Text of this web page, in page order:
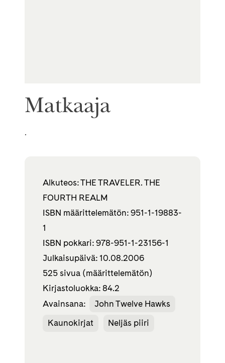
Matkaaja
.
Alkuteos: THE TRAVELER. THE
FOURTH REALM
ISBN määrittelemätön: 951-1-19883-
1
ISBN pokkari: 978-951-1-23156-1
Julkaisupäivä: 10.08.2006
525 sivua (määrittelemätön)
Kirjastoluokka: 84.2
Avainsana:
John Twelve Hawks
Kaunokirjat
Neljäs piiri